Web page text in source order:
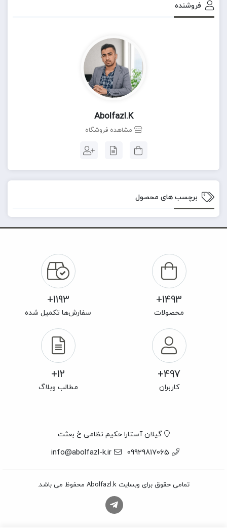
فروشنده
Abolfazl.k
مشاهده فروشگاه
برچسب های محصول
1493+
محصولات
1193+
سفارش‌ها تکمیل شده
497+
کاربران
12+
مطالب وبلاگ
گیلان آستارا حکیم نظامی خ بعثت
09929817065
info@abolfazl-k.ir
تمامی حقوق برای وبسایت Abolfazl.k محفوظ می باشد.